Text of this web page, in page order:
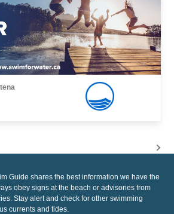
Guide shares the best information we have the
obey signs at the beach or advisories from
Stay alert and check for other swimming
currents and tides.